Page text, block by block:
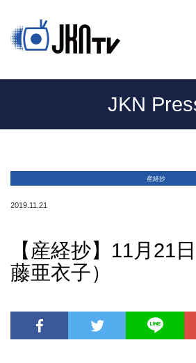
JKN
産経抄
2019.11.21
【産経抄】11月21
藤亜衣子）